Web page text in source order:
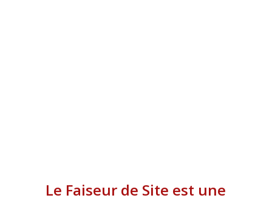
Le Faiseur de Site est une